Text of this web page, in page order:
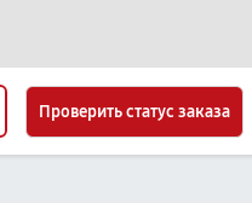
Проверить статус заказа